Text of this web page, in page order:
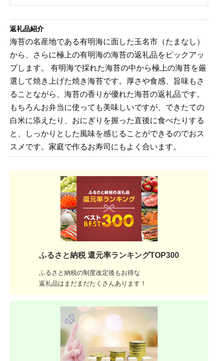
返礼品紹介
海苔の名産地である有明海に面した玉名市（たまなし）
から、さらに極上の有明海の海苔の返礼品をピックアッ
プします。 有明海で採れた海苔の中から極上の海苔を厳
選して焼き上げた焼き海苔です。厚さや食感、旨味もさ
ることながら、海苔の香りが優れた海苔の返礼品です。
もちろんお弁当に使っても美味しいですが、できたての
白米に添えたり、おにぎりを握った直後に食べたりする
と、しっかりとした風味を感じることができるのでおス
スメです。家庭で作るお寿司にもよく合います。
ふるさと納税 還元率ランキングTOP300
ふるさと納税の制度改定後もお得な
返礼品はまだまだたくさんあります！